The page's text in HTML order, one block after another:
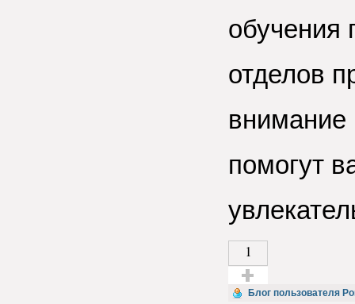
обучения
отделов
внимание
помогут
1
Голос за!
Блог пользователя